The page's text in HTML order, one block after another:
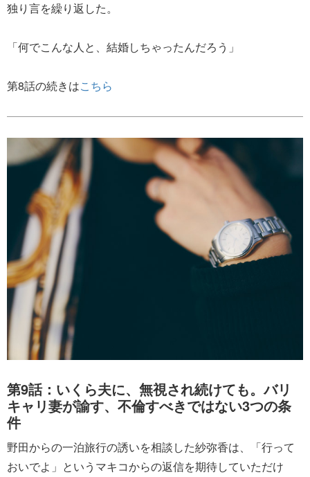
独り言を繰り返した。
「何でこんな人と、結婚しちゃったんだろう」
第8話の続きはこちら
第9話：いくら夫に、無視され続けても。バリ
キャリ妻が諭す、不倫すべきではない3つの条
件
野田からの一泊旅行の誘いを相談した紗弥香は、「行って
おいでよ」というマキコからの返信を期待していただけ